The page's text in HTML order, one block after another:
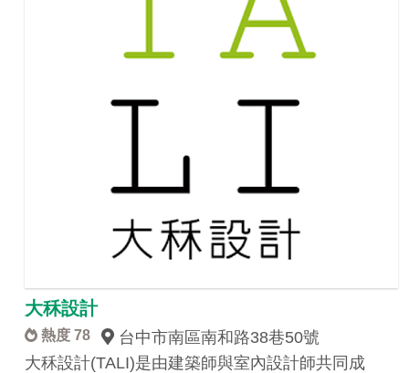
大秝設計
熱度 78
台中市南區南和路38巷50號
大秝設計(TALI)是由建築師與室內設計師共同成